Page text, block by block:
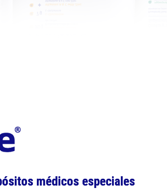
médicos especiales